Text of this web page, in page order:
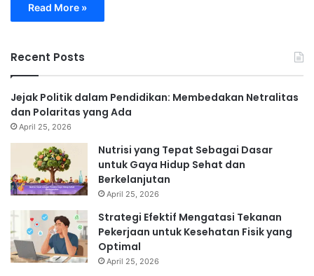
Read More »
Recent Posts
Jejak Politik dalam Pendidikan: Membedakan Netralitas
dan Polaritas yang Ada
April 25, 2026
Nutrisi yang Tepat Sebagai Dasar
untuk Gaya Hidup Sehat dan
Berkelanjutan
April 25, 2026
Strategi Efektif Mengatasi Tekanan
Pekerjaan untuk Kesehatan Fisik yang
Optimal
April 25, 2026